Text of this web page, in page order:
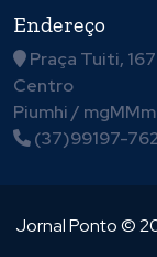
Endereço
Praça Tuiti, 167
Centro
Piumhi /
(37)99197-
Jornal Ponto ©